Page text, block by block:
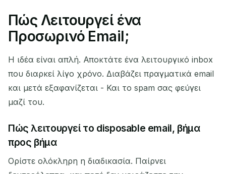
Η προσωρινή διεύθυνση
email σας:
Διαγραφή επιλεγμένων
Πώς Λειτουργεί ένα
Προσωρινό Email;
Η ιδέα είναι απλή. Αποκτάτε ένα λειτουργικό inbox
που διαρκεί λίγο χρόνο. Διαβάζει πραγματικά email
και μετά εξαφανίζεται - Και το spam σας φεύγει
μαζί του.
Πώς λειτουργεί το disposable email, βήμα
προς βήμα
Ορίστε ολόκληρη η διαδικασία. Παίρνει